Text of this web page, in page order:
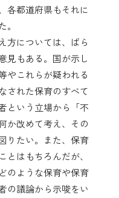
各都道府県もそれに
方については、ばら
見もある。国が示し
やこれらが疑われる
された保育のすべて
という立場から「不
か改めて考え、その
りたい。また、保育
はもちろんだが、
のような保育や保育
の議論から示唆をい